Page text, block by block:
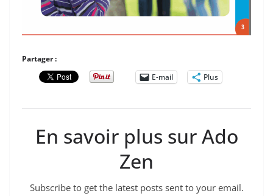
Partager :
E-mail
Plus
En savoir plus sur Ado
Zen
Subscribe to get the latest posts sent to your email.